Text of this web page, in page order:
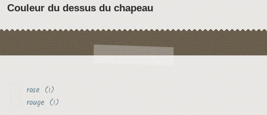
Couleur du dessus du chapeau
rose (1)
rouge (1)